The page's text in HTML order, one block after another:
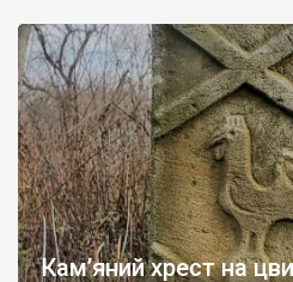
століття тут розмістили
палацу виїхала лікарня – ми
Кам’яний хрест на